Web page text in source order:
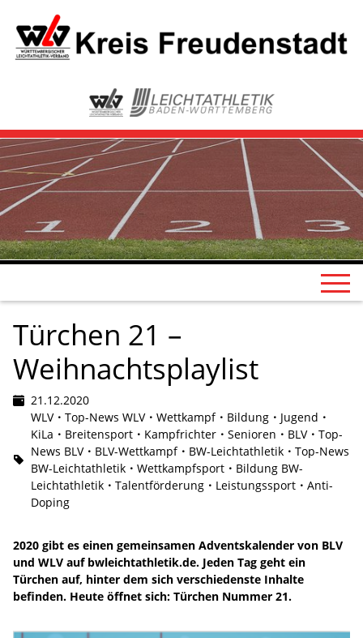
Türchen 21 –
Weihnachtsplaylist
21.12.2020
WLV
Top-News WLV Wettkampf Bildung
Jugend
KiLa
Breitensport Kampfrichter Senioren BLV
Top-
News BLV
BLV-Wettkampf BW-Leichtathletik
Top-News
BW-Leichtathletik
Wettkampfsport
Bildung BW-
Leichtathletik
Talentförderung Leistungssport
Anti-
Doping
2020 gibt es einen gemeinsamen Adventskalender von BLV
und WLV auf bwleichtathletik.de. Jeden Tag geht ein
Türchen auf, hinter dem sich verschiedenste Inhalte
befinden. Heute öffnet sich: Türchen Nummer 21.